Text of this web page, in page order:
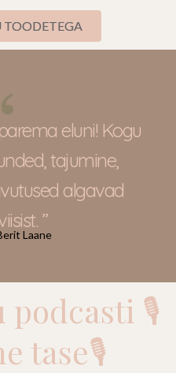
eluni! Kogu
tajumine,
algavad
”
Laane
podcasti 🎙
tase🎙